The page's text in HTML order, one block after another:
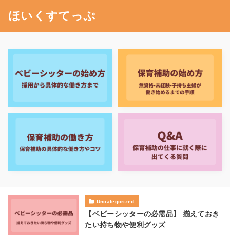
ほいくすてっぷ
Uncategorized
【ベビーシッターの必需品】 揃えておき
たい持ち物や便利グッズ